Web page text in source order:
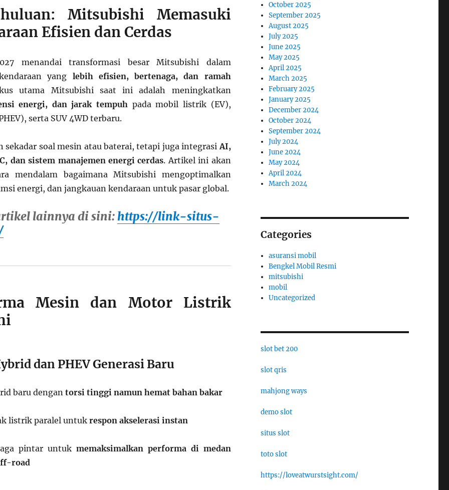
Mitsubishi Memasuki
Efisien dan Cerdas
menandai transformasi besar Mitsubishi dalam
yang lebih efisien, bertenaga, dan ramah
utama Mitsubishi saat ini adalah meningkatkan
energi, dan jarak tempuh pada mobil listrik (EV),
serta SUV 4WD terbaru.
sekadar soal mesin atau baterai, tetapi juga integrasiAI,
dan sistem manajemen energi cerdas. Artikel ini akan
mendalam bagaimana Mitsubishi mengoptimalkan
energi, dan jangkauan kendaraan untuk pasar global.
lainnya di sini:https://link-situs-
Mesin dan Motor Listrik
dan PHEV Generasi Baru
baru dengantorsi tinggi namun hemat bahan bakar
listrik paralel untuk respon akselerasi instan
pintar untuk memaksimalkan performa di medan
road
October 2025
September 2025
August 2025
July 2025
June 2025
May 2025
April 2025
March 2025
February 2025
January 2025
December 2024
October 2024
September 2024
July 2024
June 2024
May 2024
April 2024
March 2024
Categories
asuransi mobil
Bengkel Mobil Resmi
mitsubishi
mobil
Uncategorized
slot bet 200
slot qris
mahjong ways
demo slot
situs slot
toto slot
https://loveatwurstsight.com/